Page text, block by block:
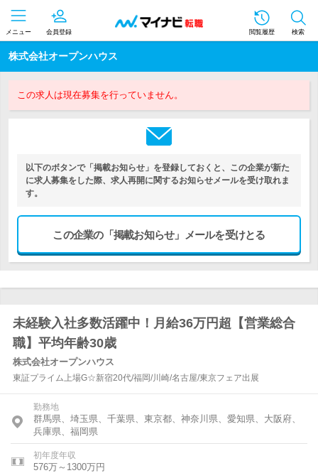
メニュー 会員登録 閲覧履歴 検索
株式会社オープンハウス
この求人は現在募集を行っていません。
以下のボタンで「掲載お知らせ」を登録しておくと、この企業が新た
に求人募集をした際、求人再開に関するお知らせメールを受け取れま
す。
この企業の「掲載お知らせ」メールを受けとる
未経験入社多数活躍中！月給36万円超【営業総合
職】平均年齢30歳
株式会社オープンハウス
東証プライム上場G☆新宿20代/福岡/川崎/名古屋/東京フェア出展
勤務地
群馬県、埼玉県、千葉県、東京都、神奈川県、愛知県、大阪府、
兵庫県、福岡県
初年度年収
576万～1300万円